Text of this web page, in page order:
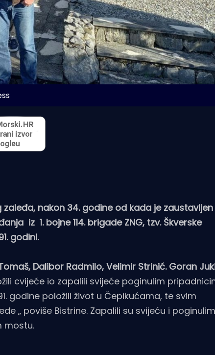
nakon 34. godine od kada je zaustavljen
iz 1. bojne 114. brigade ZNG, tzv. Škverske
godini.
Dalibor Radmilo, Velimir Strinić. Goran
cvijeće io zapalili svijeće poginulim
godine položili život u Čepikućama, te svim
„ poviše Bistrine. Zapalili su svijeću i poginulim
mostu.